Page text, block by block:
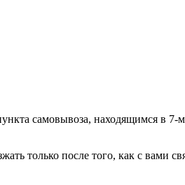
самовывоза, находящимся в
только после того, как с вами